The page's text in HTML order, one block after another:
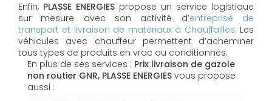
Enfin, PLASSE ENERGIES propose un service logistique
sur mesure avec son activité d’entreprise de
transport et livraison de matériaux à Chauffailles. Les
véhicules avec chauffeur permettent d’acheminer
tous types de produits en vrac ou conditionnés.
En plus de ses services : Prix livraison de gazole
non routier GNR, PLASSE ENERGIES vous propose
aussi :